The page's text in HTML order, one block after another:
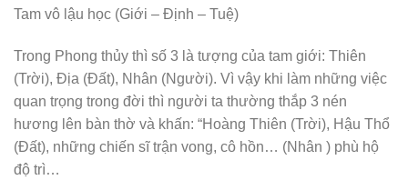
Tam vô lậu học (Giới – Định – Tuệ)
Trong Phong thủy thì số 3 là tượng của tam giới: Thiên
(Trời), Địa (Đất), Nhân (Người). Vì vậy khi làm những việc
quan trọng trong đời thì người ta thường thắp 3 nén
hương lên bàn thờ và khấn: “Hoàng Thiên (Trời), Hậu Thổ
(Đất), những chiến sĩ trận vong, cô hồn… (Nhân ) phù hộ
độ trì…